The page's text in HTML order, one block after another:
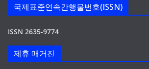
국제표준연속간행물번호(ISSN)
ISSN 2635-9774
제휴 매거진